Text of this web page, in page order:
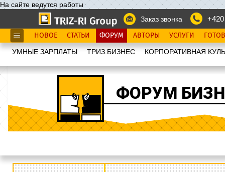
На сайте ведутся работы
Заказ звонка
НОВОЕ СТАТЬИ ФОРУМ АВТОРЫ УСЛУГИ
УМНЫЕ ЗАРПЛАТЫ ТРИЗ.БИЗНЕС КОРПОРАТИВНАЯ
ФОРУМ